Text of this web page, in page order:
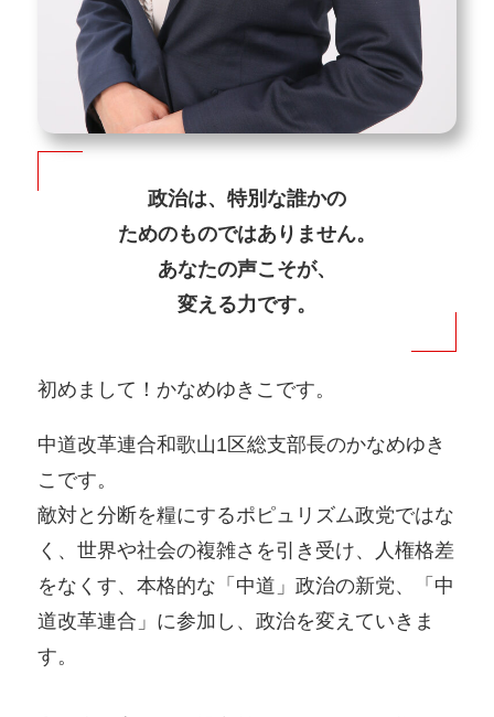
政治は、特別な誰かの
ためのものではありません。
あなたの声こそが、
変える力です。
初めまして！かなめゆきこです。
中道改革連合和歌山1区総支部長のかなめゆき
こです。
敵対と分断を糧にするポピュリズム政党ではな
く、世界や社会の複雑さを引き受け、人権格差
をなくす、本格的な「中道」政治の新党、「中
道改革連合」に参加し、政治を変えていきま
す。